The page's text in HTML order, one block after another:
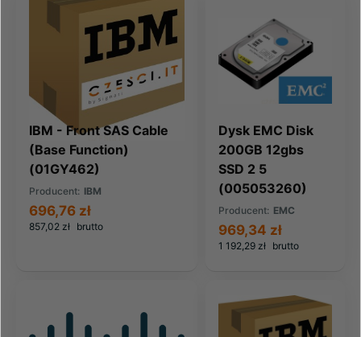
IBM - Front SAS Cable
(Base Function)
(01GY462)
Producent: IBM
857,02 zł brutto
696,76 zł
Dysk EMC Disk
200GB 12gbs
SSD 2 5
(005053260)
Producent: EMC
1 192,29 zł brutto
969,34 zł